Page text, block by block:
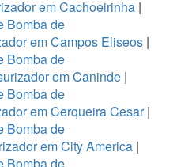
em Cachoeirinha|
Bomba de
em Campos Eliseos |
Bomba de
em Caninde |
Bomba de
em Cerqueira Cesar|
Bomba de
em City America |